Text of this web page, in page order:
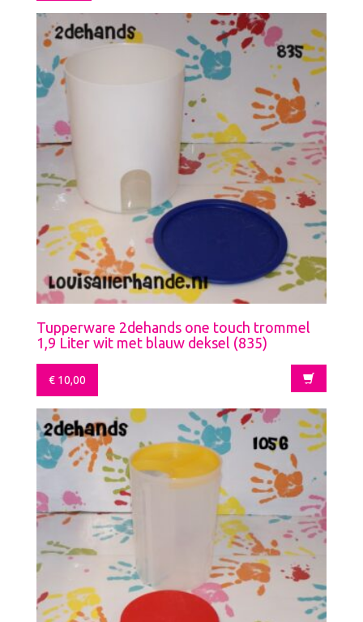
Tupperware 2dehands one touch trommel
1,9 Liter wit met blauw deksel (835)
€ 10,00